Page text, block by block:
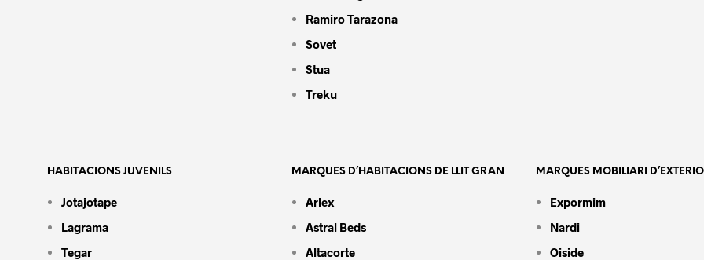
Ramiro Tarazona
Sovet
Stua
Treku
HABITACIONS JUVENILS
Jotajotape
Lagrama
Tegar
MARQUES D’HABITACIONS DE LLIT GRAN
Arlex
Astral Beds
Altacorte
MARQUES MOBILIARI
Expormim
Nardi
Oiside